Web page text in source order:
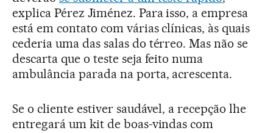
explica Pérez Jiménez. Para isso, a empresa
está em contato com várias clínicas, às quais
cederia uma das salas do térreo. Mas não se
descarta que o teste seja feito numa
ambulância parada na porta, acrescenta.
Se o cliente estiver saudável, a recepção lhe
entregará um kit de boas-vindas com